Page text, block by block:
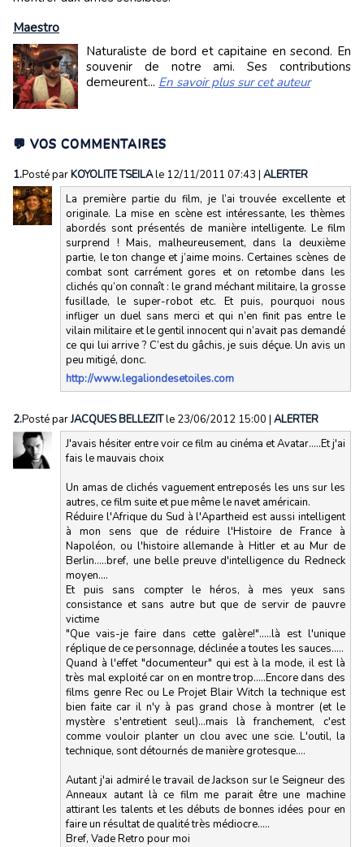
Maestro
Naturaliste de bord et capitaine en second. En
souvenir de notre ami. Ses contributions
demeurent... En savoir plus sur cet auteur
💬 VOS COMMENTAIRES
1.Posté parKOYOLITE TSEILAle 12/11/2011 07:43 | ALERTER
La première partie du film, je l’ai trouvée excellente et
originale. La mise en scène est intéressante, les thèmes
abordés sont présentés de manière intelligente. Le film
surprend ! Mais, malheureusement, dans la deuxième
partie, le ton change et j’aime moins. Certaines scènes de
combat sont carrément gores et on retombe dans les
clichés qu’on connaît : le grand méchant militaire, la grosse
fusillade, le super-robot etc. Et puis, pourquoi nous
infliger un duel sans merci et qui n’en finit pas entre le
vilain militaire et le gentil innocent qui n’avait pas demandé
ce qui lui arrive ? C’est du gâchis, je suis déçue. Un avis un
peu mitigé, donc.
http://www.legaliondesetoiles.com
2.Posté parJACQUES BELLEZITle 23/06/2012 15:00 | ALERTER
J'avais hésiter entre voir ce film au cinéma et Avatar.....Et j'ai
fais le mauvais choix
Un amas de clichés vaguement entreposés les uns sur les
autres, ce film suite et pue même le navet américain.
Réduire l'Afrique du Sud à l'Apartheid est aussi intelligent
à mon sens que de réduire l'Histoire de France à
Napoléon, ou l'histoire allemande à Hitler et au Mur de
Berlin.....bref, une belle preuve d'intelligence du Redneck
moyen....
Et puis sans compter le héros, à mes yeux sans
consistance et sans autre but que de servir de pauvre
victime
"Que vais-je faire dans cette galère!".....là est l'unique
réplique de ce personnage, déclinée a toutes les sauces.....
Quand à l'effet "documenteur" qui est à la mode, il est là
très mal exploité car on en montre trop.....Encore dans des
films genre Rec ou Le Projet Blair Witch la technique est
bien faite car il n'y à pas grand chose à montrer (et le
mystère s'entretient seul)...mais là franchement, c'est
comme vouloir planter un clou avec une scie. L'outil, la
technique, sont détournés de manière grotesque....
Autant j'ai admiré le travail de Jackson sur le Seigneur des
Anneaux autant là ce film me parait être une machine
attirant les talents et les débuts de bonnes idées pour en
faire un résultat de qualité très médiocre.....
Bref, Vade Retro pour moi